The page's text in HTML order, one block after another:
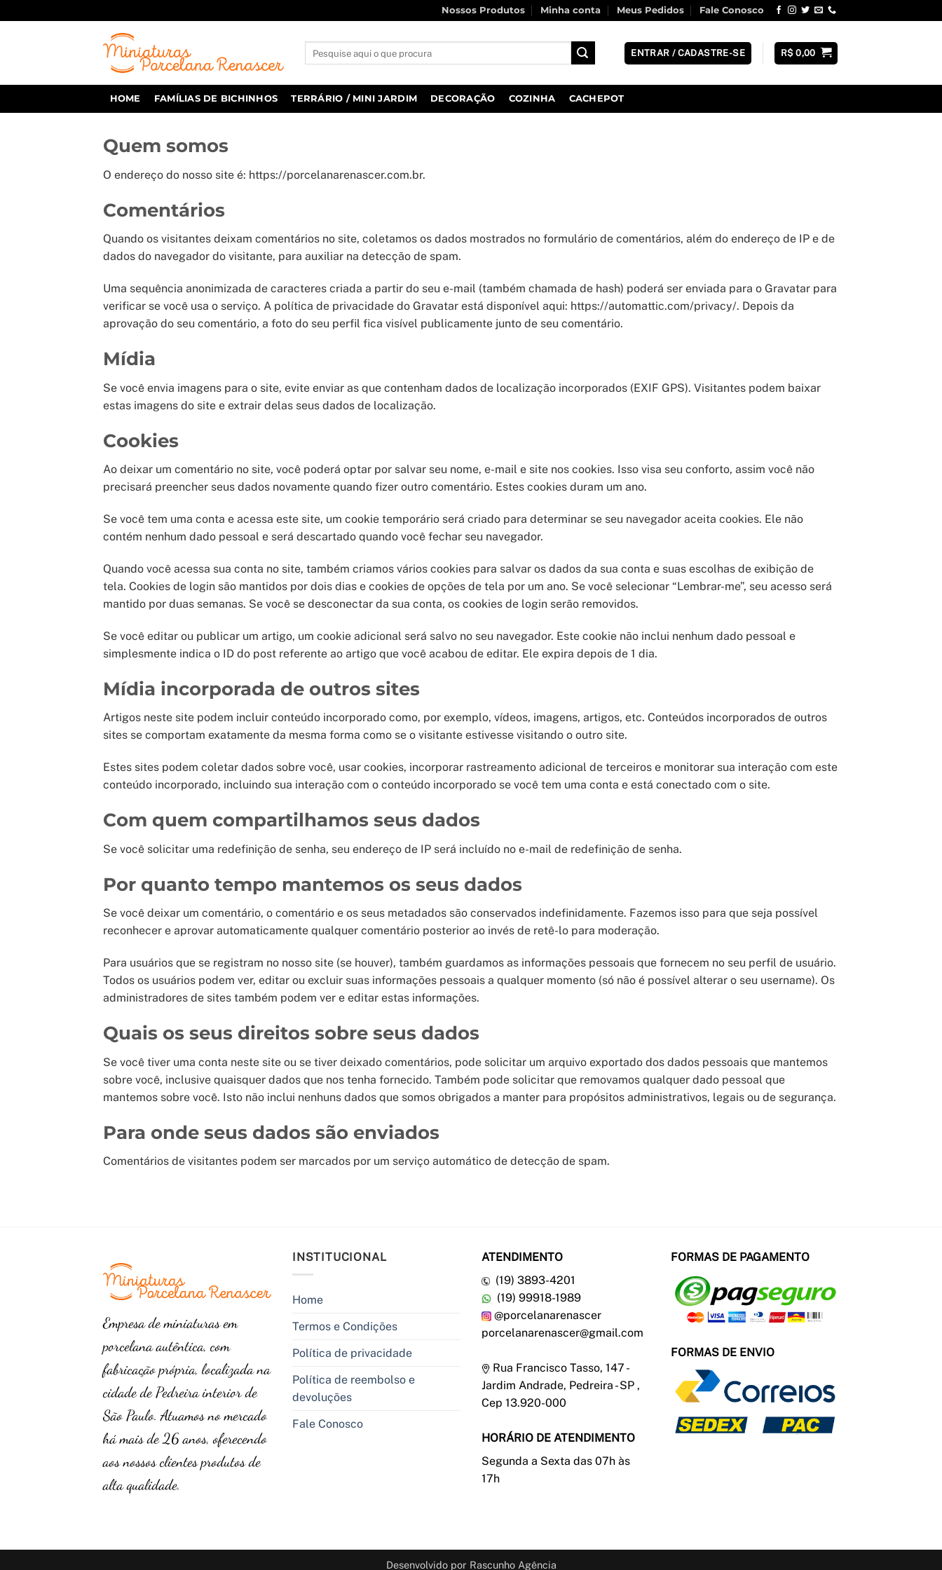
to
Nossos Produtos Minha conta Meus Pedidos Fale Conosco
ENTRAR / CADASTRE-SE R$0,00
HOME FAMÍLIAS DE BICHINHOS TERRÁRIO / MINI JARDIM DECORAÇÃO COZINHA CACHEPOT
Quem somos
O endereço do nosso site é: https://porcelanarenascer.com.br.
Comentários
Quando os visitantes deixam comentários no site, coletamos os dados mostrados no formulário de comentários, além do endereço de IP e de
dados do navegador do visitante, para auxiliar na detecção de spam.
Uma sequência anonimizada de caracteres criada a partir do seu e-mail (também chamada de hash) poderá ser enviada para o Gravatar para
verificar se você usa o serviço. A política de privacidade do Gravatar está disponível aqui: https://automattic.com/privacy/. Depois da
aprovação do seu comentário, a foto do seu perfil fica visível publicamente junto de seu comentário.
Mídia
Se você envia imagens para o site, evite enviar as que contenham dados de localização incorporados (EXIF GPS). Visitantes podem baixar
estas imagens do site e extrair delas seus dados de localização.
Cookies
Ao deixar um comentário no site, você poderá optar por salvar seu nome, e-mail e site nos cookies. Isso visa seu conforto, assim você não
precisará preencher seus dados novamente quando fizer outro comentário. Estes cookies duram um ano.
Se você tem uma conta e acessa este site, um cookie temporário será criado para determinar se seu navegador aceita cookies. Ele não
contém nenhum dado pessoal e será descartado quando você fechar seu navegador.
Quando você acessa sua conta no site, também criamos vários cookies para salvar os dados da sua conta e suas escolhas de exibição de
tela. Cookies de login são mantidos por dois dias e cookies de opções de tela por um ano. Se você selecionar “Lembrar-me”, seu acesso será
mantido por duas semanas. Se você se desconectar da sua conta, os cookies de login serão removidos.
Se você editar ou publicar um artigo, um cookie adicional será salvo no seu navegador. Este cookie não inclui nenhum dado pessoal e
simplesmente indica o ID do post referente ao artigo que você acabou de editar. Ele expira depois de 1 dia.
Mídia incorporada de outros sites
Artigos neste site podem incluir conteúdo incorporado como, por exemplo, vídeos, imagens, artigos, etc. Conteúdos incorporados de outros
sites se comportam exatamente da mesma forma como se o visitante estivesse visitando o outro site.
Estes sites podem coletar dados sobre você, usar cookies, incorporar rastreamento adicional de terceiros e monitorar sua interação com este
conteúdo incorporado, incluindo sua interação com o conteúdo incorporado se você tem uma conta e está conectado com o site.
Com quem compartilhamos seus dados
Se você solicitar uma redefinição de senha, seu endereço de IP será incluído no e-mail de redefinição de senha.
Por quanto tempo mantemos os seus dados
Se você deixar um comentário, o comentário e os seus metadados são conservados indefinidamente. Fazemos isso para que seja possível
reconhecer e aprovar automaticamente qualquer comentário posterior ao invés de retê-lo para moderação.
Para usuários que se registram no nosso site (se houver), também guardamos as informações pessoais que fornecem no seu perfil de usuário.
Todos os usuários podem ver, editar ou excluir suas informações pessoais a qualquer momento (só não é possível alterar o seu username). Os
administradores de sites também podem ver e editar estas informações.
Quais os seus direitos sobre seus dados
Se você tiver uma conta neste site ou se tiver deixado comentários, pode solicitar um arquivo exportado dos dados pessoais que mantemos
sobre você, inclusive quaisquer dados que nos tenha fornecido. Também pode solicitar que removamos qualquer dado pessoal que
mantemos sobre você. Isto não inclui nenhuns dados que somos obrigados a manter para propósitos administrativos, legais ou de segurança.
Para onde seus dados são enviados
Comentários de visitantes podem ser marcados por um serviço automático de detecção de spam.
Empresa de miniaturas em
porcelana autêntica, com
fabricação própria, localizada na
cidade de Pedreira interior de
São Paulo. Atuamos no mercado
há mais de 26 anos, oferecendo
aos nossos clientes produtos de
alta qualidade.
INSTITUCIONAL
Home
Termos e Condições
Política de privacidade
Política de reembolso e
devoluções
Fale Conosco
ATENDIMENTO
(19) 3893-4201
(19) 99918-1989
@porcelanarenascer
porcelanarenascer@gmail.com
Rua Francisco Tasso, 147 -
Jardim Andrade, Pedreira - SP ,
Cep 13.920-000
HORÁRIO DE ATENDIMENTO
Segunda a Sexta das 07h às
17h
FORMAS DE PAGAMENTO
FORMAS DE ENVIO
Desenvolvido por Rascunho Agência